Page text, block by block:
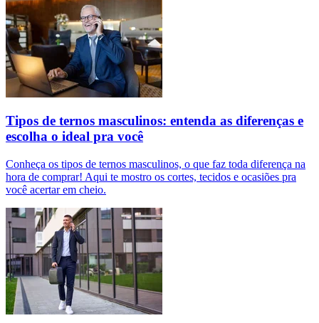
Tipos de ternos masculinos: entenda as diferenças e
escolha o ideal pra você
Conheça os tipos de ternos masculinos, o que faz toda diferença na
hora de comprar! Aqui te mostro os cortes, tecidos e ocasiões pra
você acertar em cheio.